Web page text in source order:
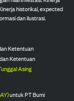
historikal, expected
dan ilustrasi.
Ketentuan
Ketentuan
Asing
untuk PT Bumi